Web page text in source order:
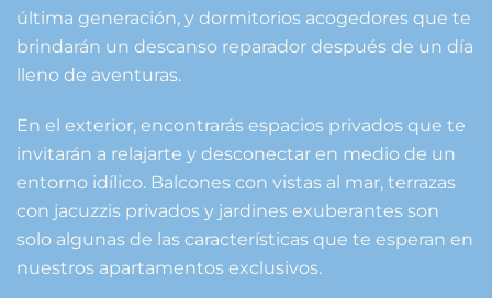
última generación, y dormitorios acogedores que te
brindarán un descanso reparador después de un día
lleno de aventuras.
En el exterior, encontrarás espacios privados que te
invitarán a relajarte y desconectar en medio de un
entorno idílico. Balcones con vistas al mar, terrazas
con jacuzzis privados y jardines exuberantes son
solo algunas de las características que te esperan en
nuestros apartamentos exclusivos.